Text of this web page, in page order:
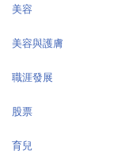
美容
美容與護膚
職涯發展
股票
育兒